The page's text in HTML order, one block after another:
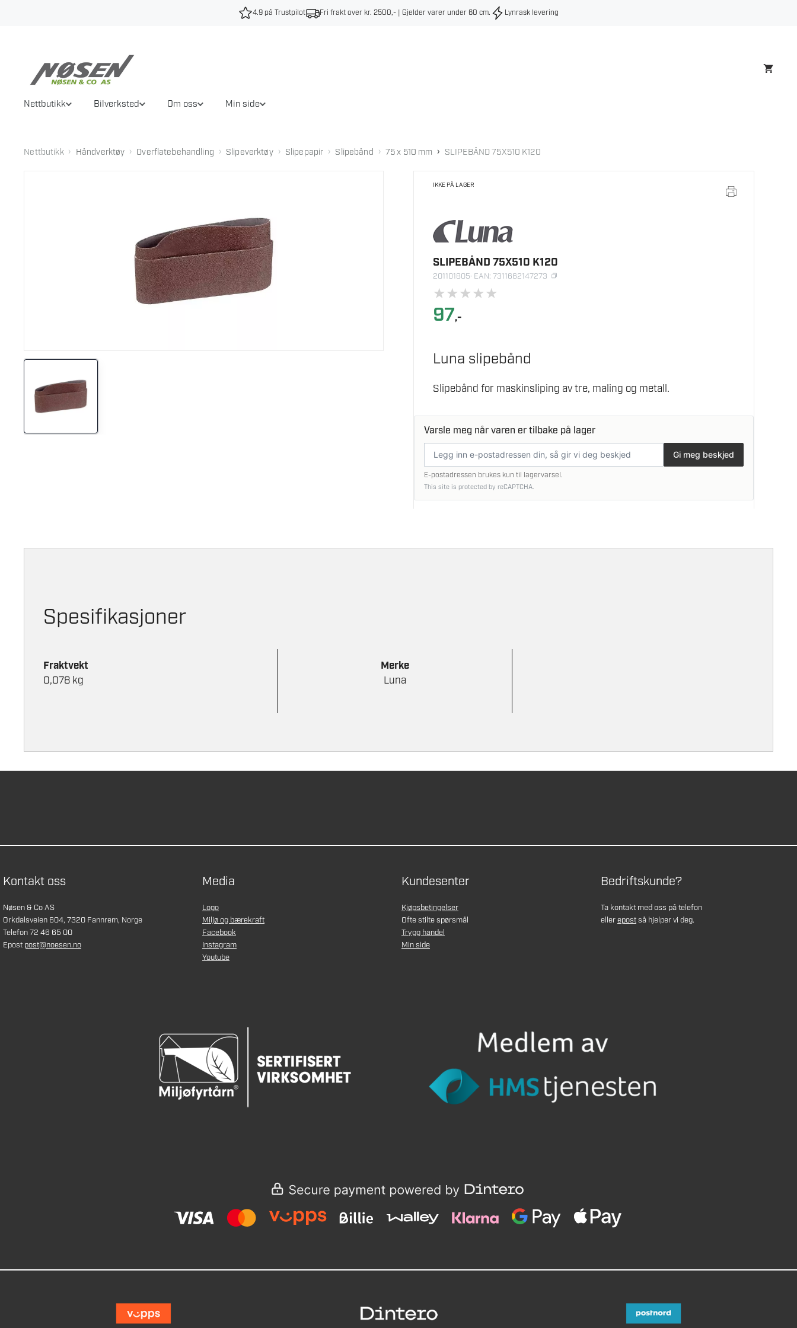
4.9 på Trustpilot Fri frakt over kr. 2500,- | Gjelder varer under 60 cm. Lynrask levering
Nettbutikk Bilverksted Om oss Min side
Nettbutikk › Håndverktøy › Overflatebehandling › Slipeverktøy › Slipepapir › Slipebånd › 75 x 510 mm › SLIPEBÅND 75X510 K120
IKKE PÅ LAGER
SLIPEBÅND 75X510 K120
201101805· EAN: 7311662147273
★★★★★
97,-
Luna slipebånd
Slipebånd for maskinsliping av tre, maling og metall.
Varsle meg når varen er tilbake på lager
postadresse
Gi meg beskjed
E-postadressen brukes kun til lagervarsel.
This site is protected by reCAPTCHA.
Spesifikasjoner
Fraktvekt
0,078 kg
Merke
Luna
Kontakt oss
Nøsen & Co AS
Orkdalsveien 604, 7320 Fannrem, Norge
Telefon 72 46 65 00
Epost post@noesen.no
Media
Logo
Miljø og bærekraft
Facebook
Instagram
Youtube
Kundesenter
Kjøpsbetingelser
Ofte stilte spørsmål
Trygg handel
Min side
Bedriftskunde?
Ta kontakt med oss på telefon
ellerepostså hjelper vi deg.